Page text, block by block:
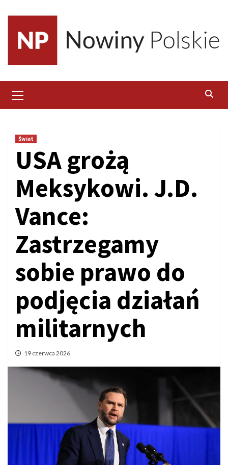
content
Menu
Świat
USA grożą
Meksykowi. J.D.
Vance:
Zastrzegamy
sobie prawo do
podjęcia działań
militarnych
19 czerwca 2026